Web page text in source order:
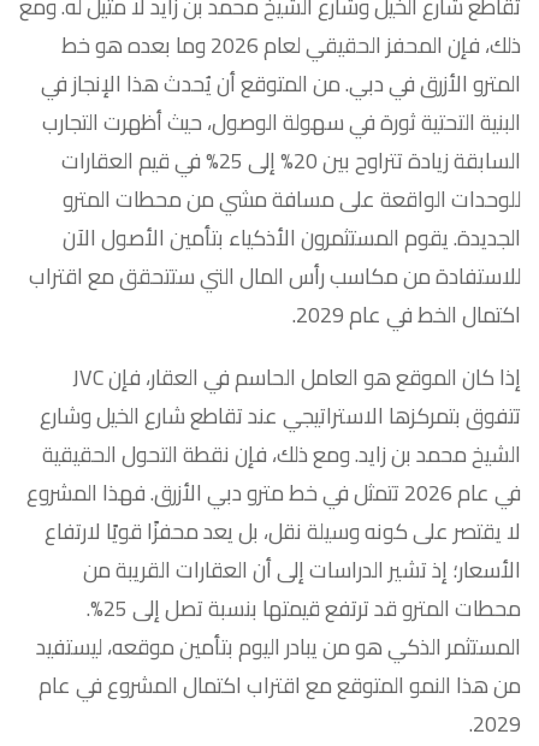
ذلك، فإن المحفز الحقيقي لعام 2026 وما بعده هو خط
المترو الأزرق في دبي. من المتوقع أن يُحدث هذا الإنجاز في
البنية التحتية ثورة في سهولة الوصول، حيث أظهرت التجارب
السابقة زيادة تتراوح بين 20% إلى 25% في قيم العقارات
للوحدات الواقعة على مسافة مشي من محطات المترو
الجديدة. يقوم المستثمرون الأذكياء بتأمين الأصول الآن
للاستفادة من مكاسب رأس المال التي ستتحقق مع اقتراب
اكتمال الخط في عام 2029.
إذا كان الموقع هو العامل الحاسم في العقار، فإن JVC
تتفوق بتمركزها الاستراتيجي عند تقاطع شارع الخيل وشارع
الشيخ محمد بن زايد. ومع ذلك، فإن نقطة التحول الحقيقية
في عام 2026 تتمثل في خط مترو دبي الأزرق. فهذا المشروع
لا يقتصر على كونه وسيلة نقل، بل يعد محفزًا قويًا لارتفاع
الأسعار؛ إذ تشير الدراسات إلى أن العقارات القريبة من
محطات المترو قد ترتفع قيمتها بنسبة تصل إلى 25%.
المستثمر الذكي هو من يبادر اليوم بتأمين موقعه، ليستفيد
من هذا النمو المتوقع مع اقتراب اكتمال المشروع في عام
2029.